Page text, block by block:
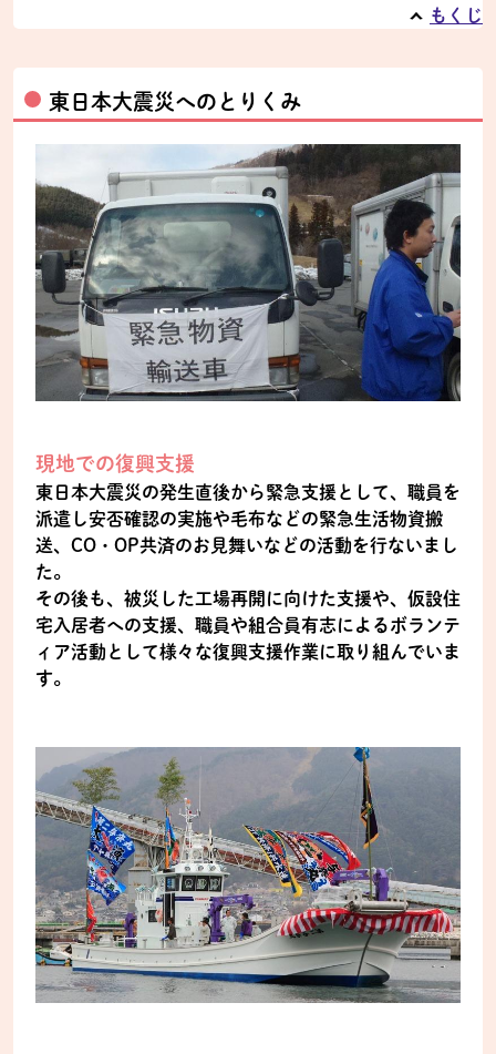
もくじ
東日本大震災へのとりくみ
現地での復興支援
東日本大震災の発生直後から緊急支援として、職員を
派遣し安否確認の実施や毛布などの緊急生活物資搬
送、CO・OP共済のお見舞いなどの活動を行ないまし
た。
その後も、被災した工場再開に向けた支援や、仮設住
宅入居者への支援、職員や組合員有志によるボランテ
ィア活動として様々な復興支援作業に取り組んでいま
す。